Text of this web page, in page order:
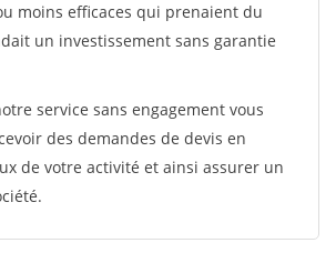
moins efficaces qui prenaient du
un investissement sans garantie
service sans engagement vous
des demandes de devis en
de votre activité et ainsi assurer un